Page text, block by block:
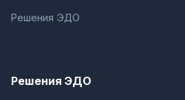
Решения ЭДО
Решения ЭДО